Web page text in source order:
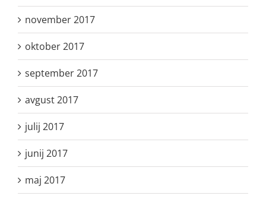
november 2017
oktober 2017
september 2017
avgust 2017
julij 2017
junij 2017
maj 2017